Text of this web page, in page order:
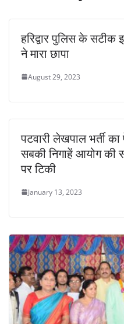
हरिद्वार पुलिस के सटीक
ने मारा छापा
August 29, 2023
पटवारी लेखपाल भर्ती
सबकी निगाहें आयोग की
पर टिकी
January 13, 2023